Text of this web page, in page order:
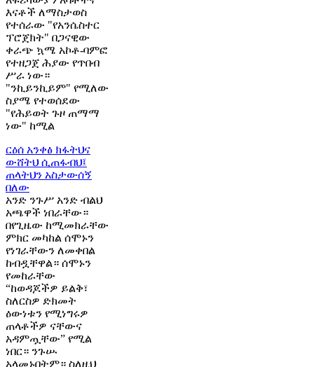
እናቶች ለማስታወስ
የተሰራው "የአንሴስተር
ፕሮጀክት" በጋናዊው
ቀራጭ ኳሜ አኮቶ-ባምፎ
የተዘጋጀ ሕያው የጥበብ
ሥራ ነው።
"ንኪይንኪይም" የሚለው
ስያሜ የተወሰደው
"የሕይወት ጉዞ ጠማማ
ነው" ከሚል
ርዕሰ አንቀፅ ክፋትህና
ውሸትህ ሲጠፋብህ፤
ጠላትህን አስታውሰኝ
በለው
አንድ ንጉሥ አንድ ብልህ
አጫዋች ነበራቸው።
በየጊዜው ከሚመክራቸው
ምክር መካከል ሰሞኑን
የነገራቸውን ለመቀበል
ከብዷቸዋል። ሰሞኑን
የመከራቸው
“ከወዳጆችዎ ይልቅ፣
ስለርስዎ ድክመት
ዕውነቱን የሚነግሩዎ
ጠላቶችዎ ናቸውና
አዳምጧቸው” የሚል
ነበር። ንጉሡ
አላመኑበትም። ስለዚህ